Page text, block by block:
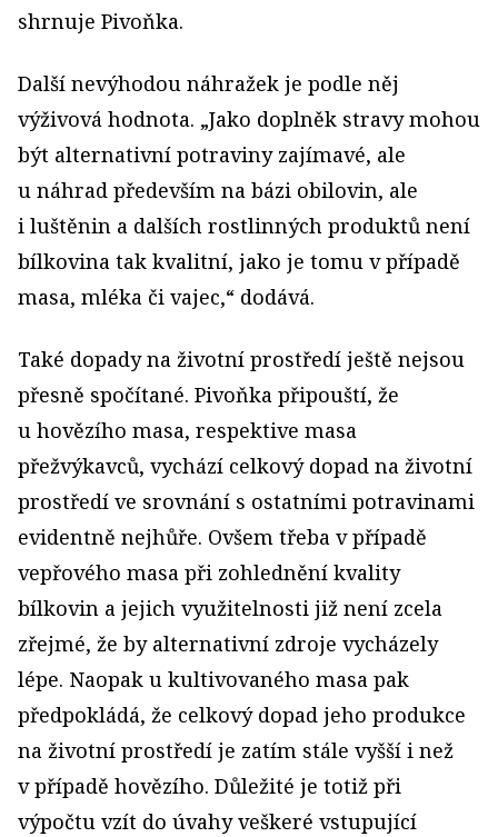
shrnuje Pivoňka.
Další nevýhodou náhražek je podle něj
výživová hodnota. „Jako doplněk stravy mohou
být alternativní potraviny zajímavé, ale
u náhrad především na bázi obilovin, ale
i luštěnin a dalších rostlinných produktů není
bílkovina tak kvalitní, jako je tomu v případě
masa, mléka či vajec,“ dodává.
Také dopady na životní prostředí ještě nejsou
přesně spočítané. Pivoňka připouští, že
u hovězího masa, respektive masa
přežvýkavců, vychází celkový dopad na životní
prostředí ve srovnání s ostatními potravinami
evidentně nejhůře. Ovšem třeba v případě
vepřového masa při zohlednění kvality
bílkovin a jejich využitelnosti již není zcela
zřejmé, že by alternativní zdroje vycházely
lépe. Naopak u kultivovaného masa pak
předpokládá, že celkový dopad jeho produkce
na životní prostředí je zatím stále vyšší i než
v případě hovězího. Důležité je totiž při
výpočtu vzít do úvahy veškeré vstupující